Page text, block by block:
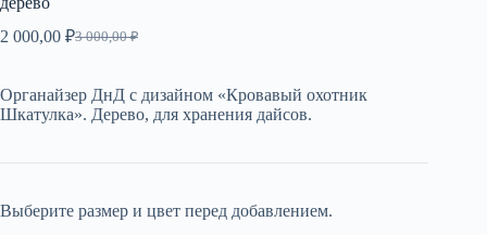
3 000,00₽
Первоначальная
3
000,00 ₽.
2 000,00 ₽
Текущая
000,00 ₽.
Органайзер ДнД с дизайном «Кровавый охотник
Шкатулка». Дерево, для хранения дайсов.
Выберите размер и цвет перед добавлением.